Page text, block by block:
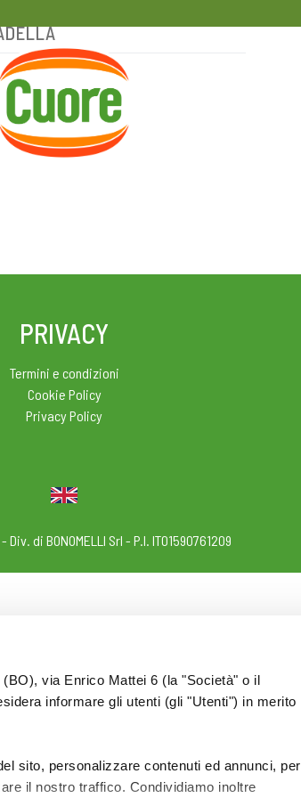
via Enrico Mattei 6 (la "Società" o il
informare gli utenti (gli "Utenti") in merito
sito, personalizzare contenuti ed annunci, per
il nostro traffico. Condividiamo inoltre
HOME
PRIVACY
Termini e condizioni
Cookie Policy
Privacy Policy
di BONOMELLI Srl - P.I. IT01590761209